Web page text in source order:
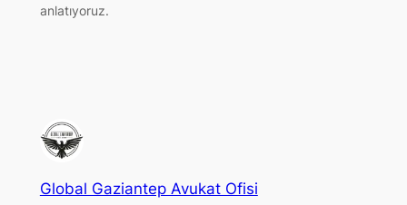
anlatıyoruz.
Global Gaziantep Avukat Ofisi